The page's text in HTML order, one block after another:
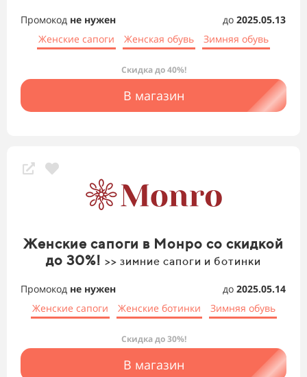
Промокод не нужен до 2025.05.13
Женские сапоги
Женская обувь Зимняя обувь
Скидка до 40%!
В магазин
Женские сапоги в Монро со скидкой
до 30%! >> зимние сапоги и ботинки
Промокод не нужен до 2025.05.14
Женские сапоги
Женские ботинки Зимняя обувь
Скидка до 30%!
В магазин